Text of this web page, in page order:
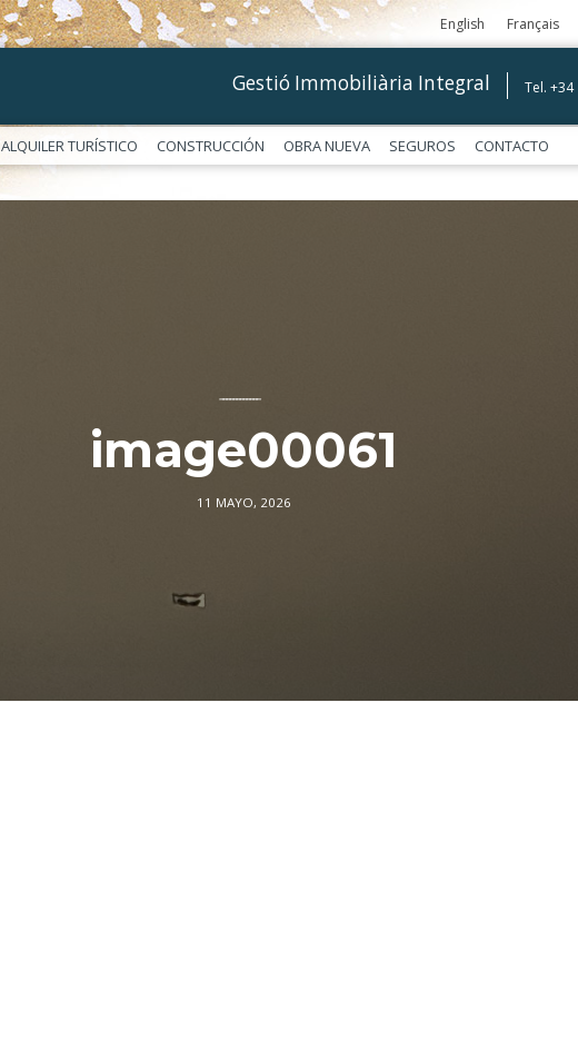
English Français
Tel. +34
Gestió Immobiliària Integral
ALQUILER TURÍSTICO CONSTRUCCIÓN OBRA NUEVA SEGUROS CONTACTO
––––––––––––
image00061
11 MAYO, 2026